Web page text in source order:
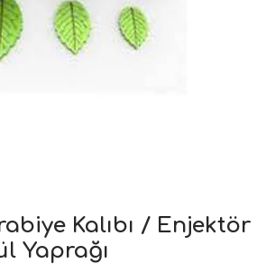
Kalıbı / Enjektör
Yaprağı